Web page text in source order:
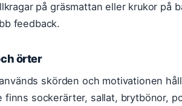
på gräsmattan eller krukor på
feedback.
örter
skörden och motivationen
sockerärter, sallat, brytbönor,